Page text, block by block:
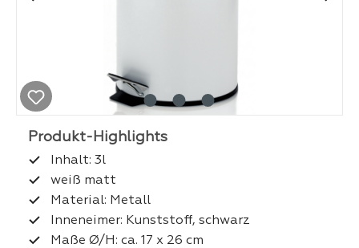
Inhalt: 3l
weiß matt
Material: Metall
Inneneimer: Kunststoff, schwarz
Maße Ø/H: ca. 17 x 26 cm